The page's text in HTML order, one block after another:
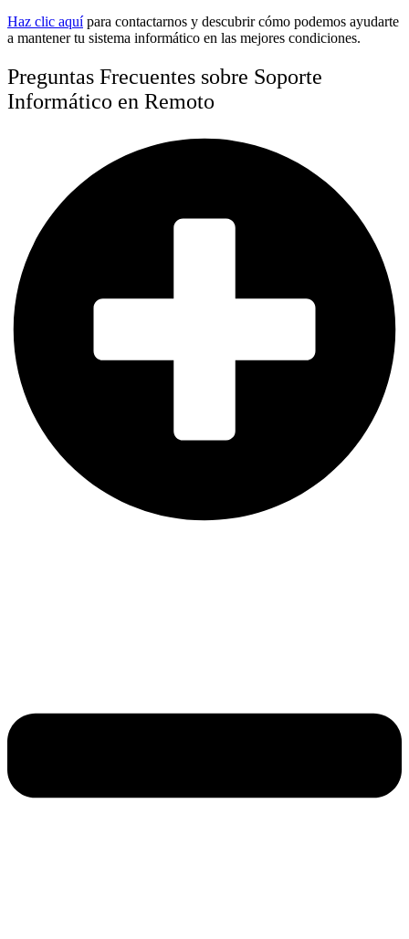
Haz clic aquípara contactarnos y descubrir cómo podemos ayudarte
a mantener tu sistema informático en las mejores condiciones.
Preguntas Frecuentes sobre Soporte
Informático en Remoto